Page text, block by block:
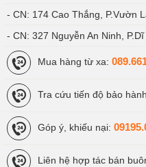
- CN: 174 Cao Thắng, P.Vườn
- CN: 327 Nguyễn An Ninh,
Mua hàng từ xa:
Tra cứu tiến độ bảo
Góp ý, khiếu nại:
Liên hệ hợp tác bán